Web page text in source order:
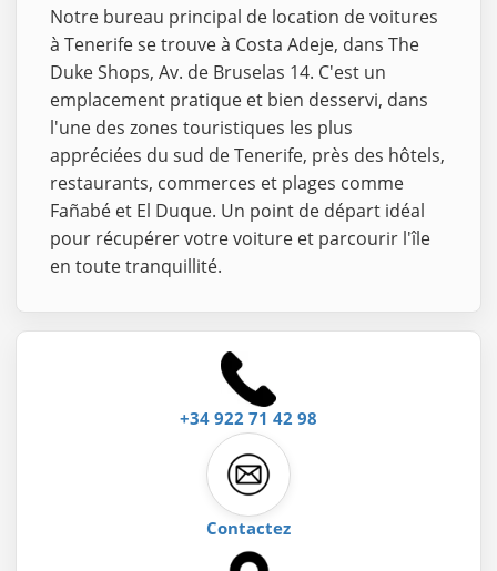
Notre bureau principal de location de voitures
à Tenerife se trouve à Costa Adeje, dans The
Duke Shops, Av. de Bruselas 14. C'est un
emplacement pratique et bien desservi, dans
l'une des zones touristiques les plus
appréciées du sud de Tenerife, près des hôtels,
restaurants, commerces et plages comme
Fañabé et El Duque. Un point de départ idéal
pour récupérer votre voiture et parcourir l'île
en toute tranquillité.
+34 922 71 42 98
Contactez